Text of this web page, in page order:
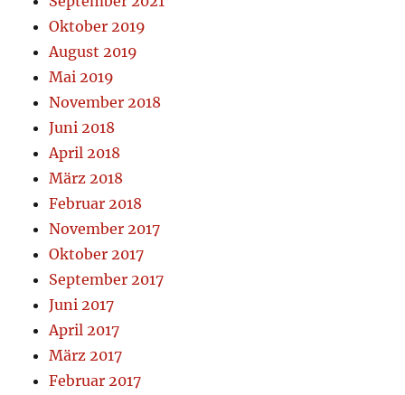
Oktober 2019
August 2019
Mai 2019
November 2018
Juni 2018
April 2018
März 2018
Februar 2018
November 2017
Oktober 2017
September 2017
Juni 2017
April 2017
März 2017
Februar 2017